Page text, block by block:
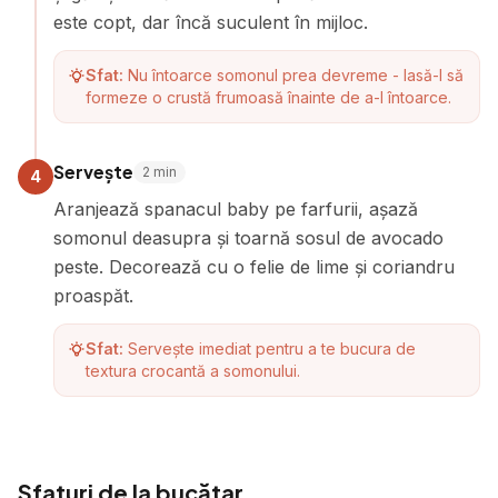
este copt, dar încă suculent în mijloc.
Sfat: Nu întoarce somonul prea devreme - lasă-l să
formeze o crustă frumoasă înainte de a-l întoarce.
4 Servește 2 min
Aranjează spanacul baby pe farfurii, așază
somonul deasupra și toarnă sosul de avocado
peste. Decorează cu o felie de lime și coriandru
proaspăt.
Sfat: Servește imediat pentru a te bucura de
textura crocantă a somonului.
Sfaturi de la bucătar